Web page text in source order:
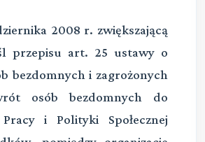
2008 r. zwiększającą
przepisu art. 25 ustawy o
bezdomnych i zagrożonych
osób bezdomnych do
i Polityki Społecznej